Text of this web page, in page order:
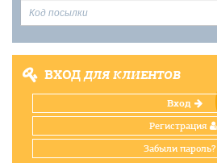
ВХОДДЛЯ КЛИЕНТОВ
Вход
Регистрация
Забыли пароль?